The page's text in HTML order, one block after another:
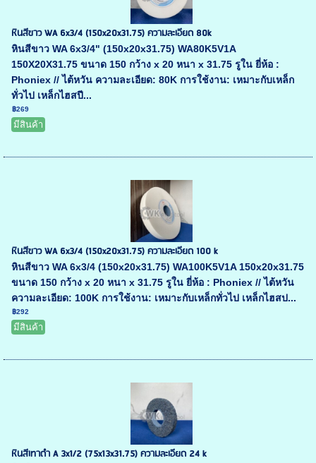
หินสีขาว WA 6x3/4 (150x20x31.75) ความละเอียด 80k
หินสีขาว WA 6x3/4" (150x20x31.75) WA80K5V1A
150X20X31.75 ขนาด 150 กว้าง x 20 หนา x 31.75 รูใน ยี่ห้อ :
Phoniex // ไต้หวัน ความละเอียด: 80K การใช้งาน: เหมาะกับเหล็ก
ทั่วไป เหล็กไฮสปี...
฿269
มีสินค้า
หินสีขาว WA 6x3/4 (150x20x31.75) ความละเอียด 100 k
หินสีขาว WA 6x3/4 (150x20x31.75) WA100K5V1A 150x20x31.75
ขนาด 150 กว้าง x 20 หนา x 31.75 รูใน ยี่ห้อ : Phoniex // ไต้หวัน
ความละเอียด: 100K การใช้งาน: เหมาะกับเหล็กทั่วไป เหล็กไฮสป...
฿292
มีสินค้า
หินสีเทาดำ A 3x1/2 (75x13x31.75) ความละเอียด 24 k